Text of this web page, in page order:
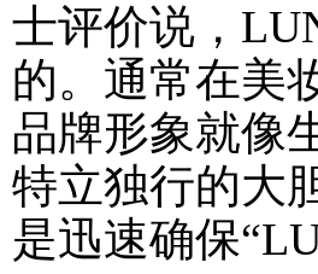
士评价说，
的。通常在美
品牌形象就像
特立独行的大
是迅速确保